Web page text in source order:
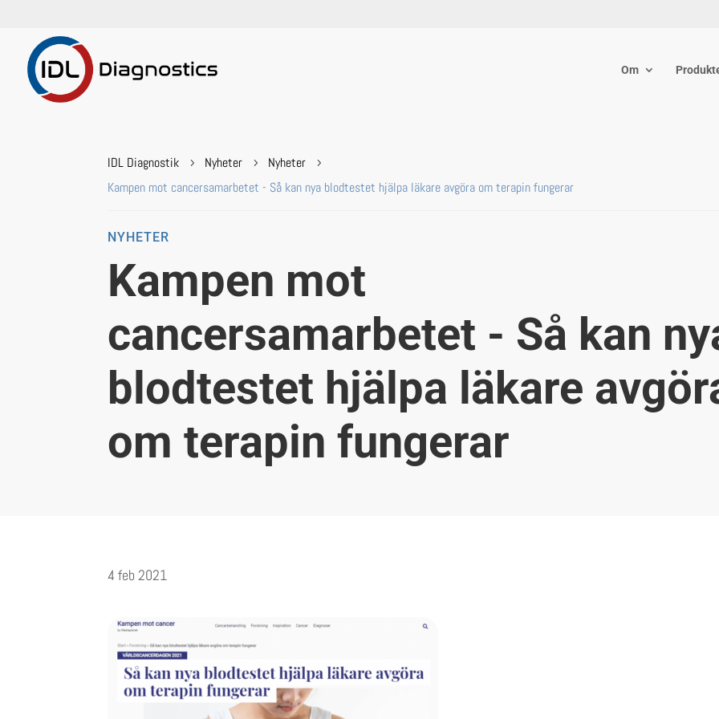
Om
IDL Diagnostik 5 Nyheter 5 Nyheter 5
Kampen mot cancersamarbetet - Så kan nya blodtestet hjälpa läkare avgöra om terapin fungerar
NYHETER
Kampen mot
cancersamarbetet - Så kan
blodtestet hjälpa läkare
om terapin fungerar
4 feb 2021